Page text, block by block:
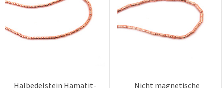
Halbedelstein Hämatit-
Nicht magnetische